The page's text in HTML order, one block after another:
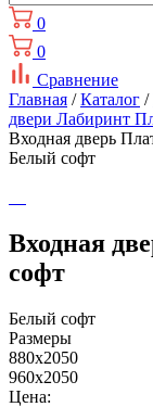
0
0
Сравнение
Главная /Каталог /
двери Лабиринт
Входная дверь
Белый софт
Входная
софт
Белый софт
Размеры
880x2050
960x2050
Цена: